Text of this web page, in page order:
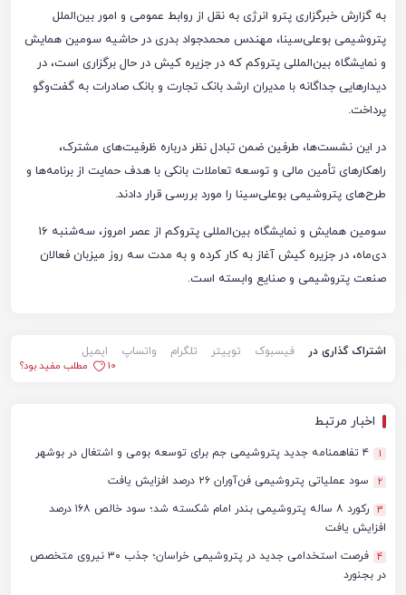
به گزارش خبرگزاری پترو انرژی به نقل از روابط عمومی و امور بین‌الملل
پتروشیمی بوعلی‌سینا، مهندس محمدجواد بدری در حاشیه سومین همایش
و نمایشگاه بین‌المللی پتروکم که در جزیره کیش در حال برگزاری است، در
دیدارهایی جداگانه با مدیران ارشد بانک تجارت و بانک صادرات به گفت‌وگو
پرداخت.
در این نشست‌ها، طرفین ضمن تبادل نظر درباره ظرفیت‌های مشترک،
راهکارهای تأمین مالی و توسعه تعاملات بانکی با هدف حمایت از برنامه‌ها و
طرح‌های پتروشیمی بوعلی‌سینا را مورد بررسی قرار دادند.
سومین همایش و نمایشگاه بین‌المللی پتروکم از عصر امروز، سه‌شنبه ۱۶
دی‌ماه، در جزیره کیش آغاز به کار کرده و به مدت سه روز میزبان فعالان
صنعت پتروشیمی و صنایع وابسته است.
اشتراک گذاری در فیسبوک توییتر تلگرام واتساپ
ایمیل
10
مطلب مفید بود؟
اخبار مرتبط
1 ۴ تفاهمنامه جدید پتروشیمی جم برای توسعه بومی و اشتغال در بوشهر
2 سود عملیاتی پتروشیمی فن‌آوران ۲۶ درصد افزایش یافت
3
رکورد ۸ ساله پتروشیمی بندر امام شکسته شد؛ سود خالص ۱۶۸ درصد
افزایش یافت
4
فرصت استخدامی جدید در پتروشیمی خراسان؛ جذب ۳۰ نیروی متخصص
در بجنورد